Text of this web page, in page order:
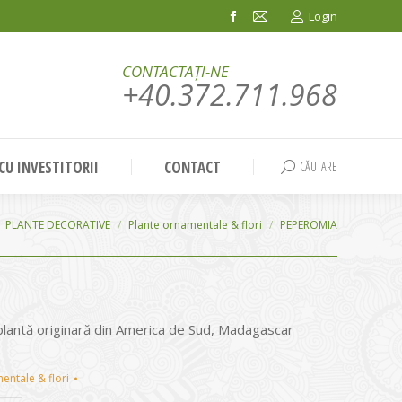
Facebook
in
window
Mail
in
window
Login
CONTACTAȚI-NE
+40.372.711.968
INVESTITORII CONTACT Search:
CĂUTARE
PLANTE DECORATIVE Plante ornamentale & flori PEPEROMIA
originară din America de Sud, Madagascar
& flori